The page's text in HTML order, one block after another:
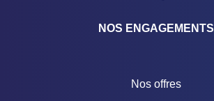
NOS ENGAGEMENTS
Nos offres